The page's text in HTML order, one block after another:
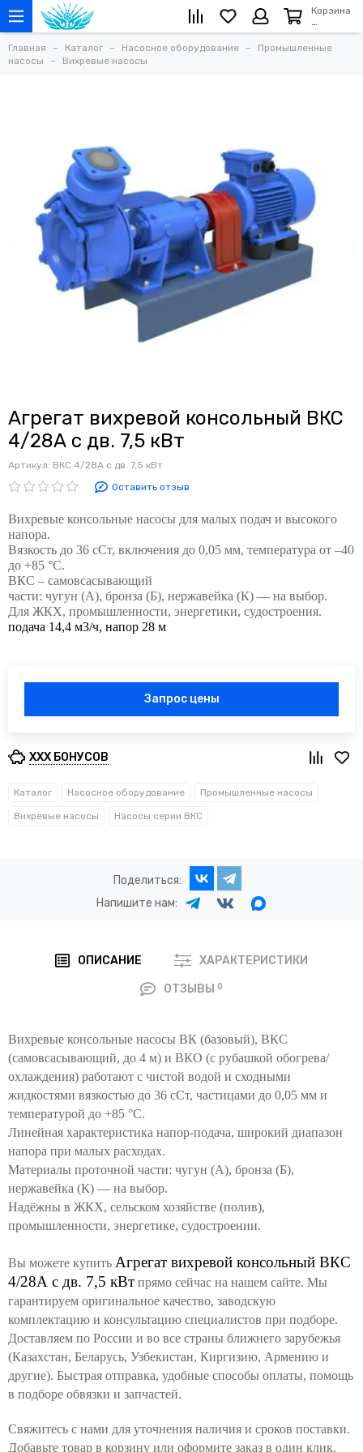
Корзина
…
Главная Каталог Насосное оборудование
Промышленные
насосы
Вихревые насосы
Агрегат вихревой консольный ВКС
4/28А с дв. 7,5 кВт
Артикул: ВКС 4/28А с дв. 7,5 кВт
Оставить отзыв
Вихревые консольные насосы для малых подач и высокого
напора.
Вязкость до 36 сСт, включения до 0,05 мм, температура от –40
до +85 °C.
ВКС – самовсасывающий
части: чугун (А), бронза (Б), нержавейка (К) — на выбор.
Для ЖКХ, промышленности, энергетики, судостроения.
подача 14,4 м3/ч, напор 28 м
Запрос цены
XXX БОНУСОВ
Каталог Насосное оборудование Промышленные насосы
Вихревые насосы Насосы серии ВКС
Поделиться:
Напишите нам:
ОПИСАНИЕ ХАРАКТЕРИСТИКИ
ОТЗЫВЫ 0
Вихревые консольные насосы ВК (базовый), ВКС
(самовсасывающий, до 4 м) и ВКО (с рубашкой обогрева/
охлаждения) работают с чистой водой и сходными
жидкостями вязкостью до 36 сСт, частицами до 0,05 мм и
температурой до +85 °C.
Линейная характеристика напор-подача, широкий диапазон
напора при малых расходах.
Материалы проточной части: чугун (А), бронза (Б),
нержавейка (К) — на выбор.
Надёжны в ЖКХ, сельском хозяйстве (полив),
промышленности, энергетике, судостроении.
Вы можете купить Агрегат вихревой консольный ВКС
4/28А с дв. 7,5 кВт прямо сейчас на нашем сайте. Мы
гарантируем оригинальное качество, заводскую
комплектацию и консультацию специалистов при подборе.
Доставляем по России и во все страны ближнего зарубежья
(Казахстан, Беларусь, Узбекистан, Киргизию, Армению и
другие). Быстрая отправка, удобные способы оплаты, помощь
в подборе обвязки и запчастей.
Свяжитесь с нами для уточнения наличия и сроков поставки.
Добавьте товар в корзину или оформите заказ в один клик.